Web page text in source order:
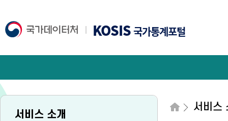
KOSIS국가통계포털
서비스 소개
서비스